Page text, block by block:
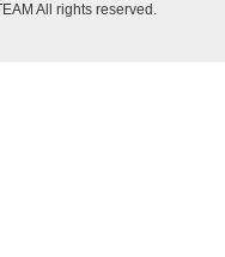
All rights reserved.